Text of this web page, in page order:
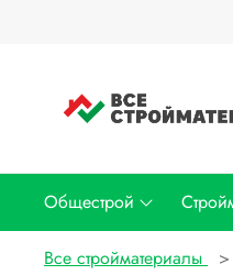
Общестрой
Все стройматериалы